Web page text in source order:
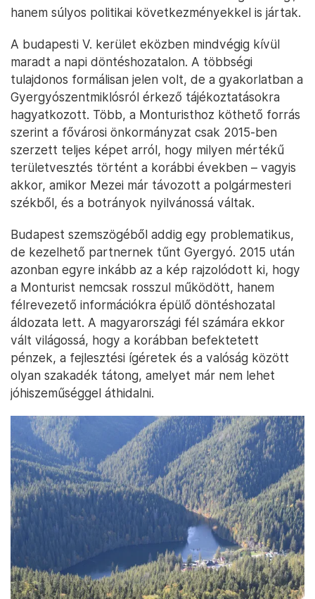
hanem súlyos politikai következményekkel is jártak.
A budapesti V. kerület eközben mindvégig kívül
maradt a napi döntéshozatalon. A többségi
tulajdonos formálisan jelen volt, de a gyakorlatban a
Gyergyószentmiklósról érkező tájékoztatásokra
hagyatkozott. Több, a Monturisthoz köthető forrás
szerint a fővárosi önkormányzat csak 2015-ben
szerzett teljes képet arról, hogy milyen mértékű
területvesztés történt a korábbi években – vagyis
akkor, amikor Mezei már távozott a polgármesteri
székből, és a botrányok nyilvánossá váltak.
Budapest szemszögéből addig egy problematikus,
de kezelhető partnernek tűnt Gyergyó. 2015 után
azonban egyre inkább az a kép rajzolódott ki, hogy
a Monturist nemcsak rosszul működött, hanem
félrevezető információkra épülő döntéshozatal
áldozata lett. A magyarországi fél számára ekkor
vált világossá, hogy a korábban befektetett
pénzek, a fejlesztési ígéretek és a valóság között
olyan szakadék tátong, amelyet már nem lehet
jóhiszeműséggel áthidalni.